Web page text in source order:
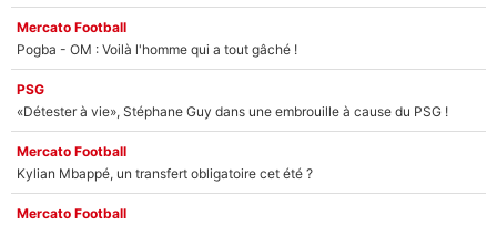
Mercato Football
Pogba - OM : Voilà l'homme qui a tout gâché !
PSG
«Détester à vie», Stéphane Guy dans une embrouille à cause du PSG !
Mercato Football
Kylian Mbappé, un transfert obligatoire cet été ?
Mercato Football